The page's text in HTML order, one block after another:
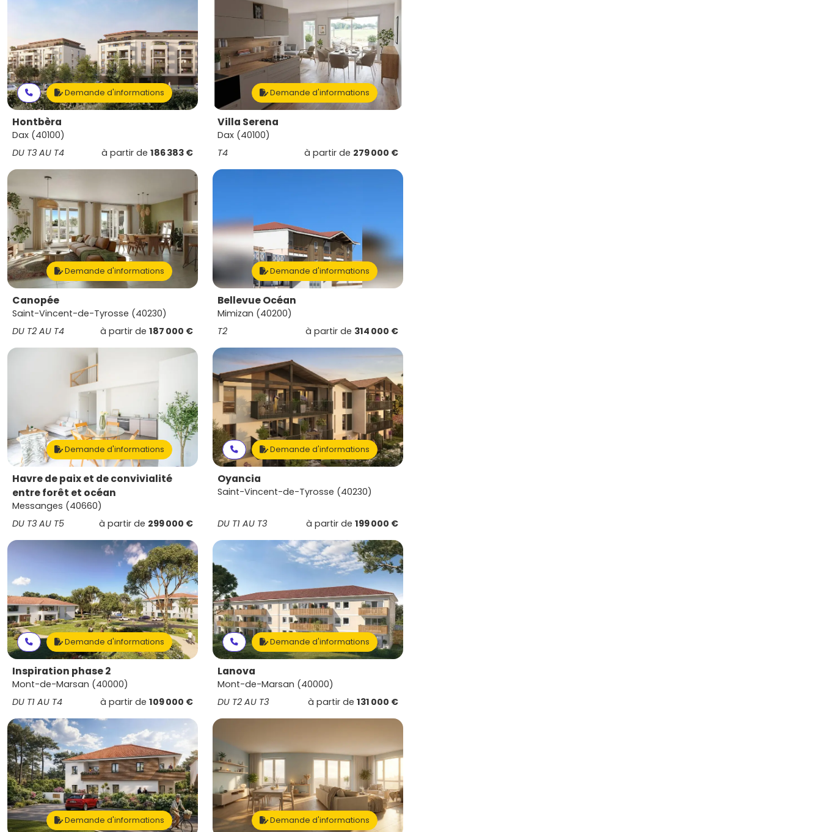
Demande d'informations
Hontbèra
Dax (40100)
DU T3 AU T4
à partir de 186 383 €
Demande d'informations
Villa Serena
Dax (40100)
T4
à partir de 279 000 €
Demande d'informations
Canopée
Saint-Vincent-de-Tyrosse (40230)
DU T2 AU T4
à partir de 187 000 €
Demande d'informations
Bellevue Océan
Mimizan (40200)
T2
à partir de 314 000 €
Demande d'informations
Havre de paix et de convivialité
entre forêt et océan
Messanges (40660)
DU T3 AU T5
à partir de 299 000 €
Demande d'informations
Oyancia
Saint-Vincent-de-Tyrosse (40230)
DU T1 AU T3 à partir de 199 000 €
Demande d'informations
Inspiration phase 2
Mont-de-Marsan (40000)
DU T1 AU T4
à partir de 109 000 €
Demande d'informations
Lanova
Mont-de-Marsan (40000)
DU T2 AU T3
à partir de 131 000 €
Demande d'informations Demande d'informations